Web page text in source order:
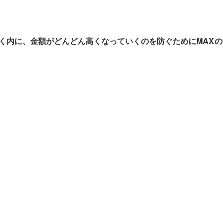
内に、金額がどんどん高くなっていくのを防ぐためにMAXの